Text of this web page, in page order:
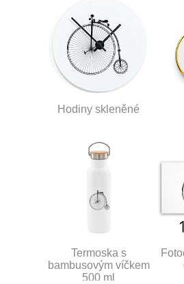
Hodiny skleněné
Termoska s
bambusovým víčkem
500 ml